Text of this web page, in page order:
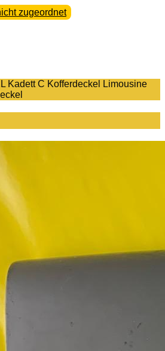
zugeordnet
Kadett C Kofferdeckel Limousine